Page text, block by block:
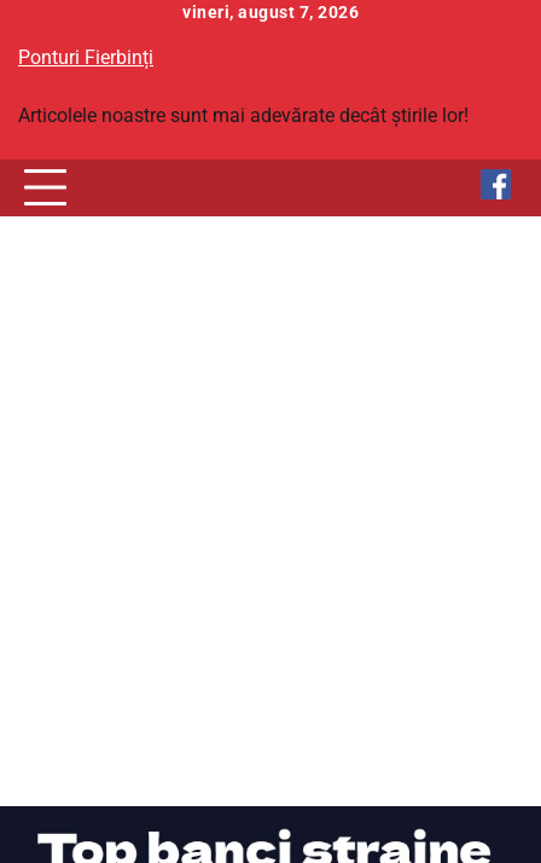
content
vineri, august 7, 2026
Ponturi Fierbinți
Articolele noastre sunt mai adevărate decât știrile lor!